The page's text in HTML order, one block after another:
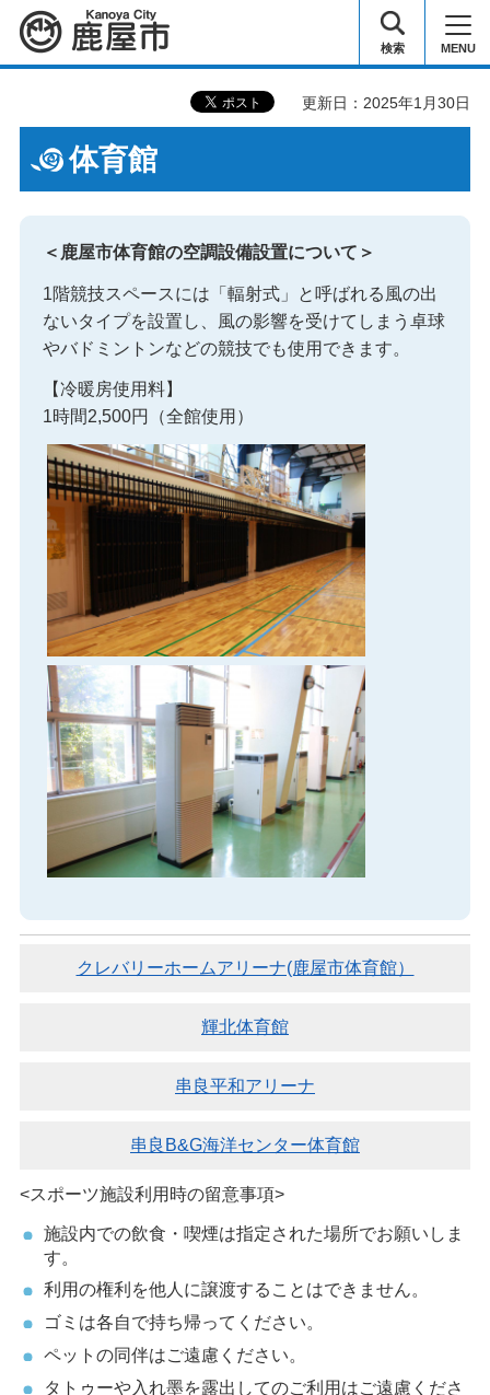
鹿屋市 検索 MENU
更新日：2025年1月30日
体育館
＜鹿屋市体育館の空調設備設置について＞
1階競技スペースには「輻射式」と呼ばれる風の出
ないタイプを設置し、風の影響を受けてしまう卓球
やバドミントンなどの競技でも使用できます。
【冷暖房使用料】
1時間2,500円（全館使用）
クレバリーホームアリーナ(鹿屋市体育館）
輝北体育館
串良平和アリーナ
串良B&G海洋センター体育館
<スポーツ施設利用時の留意事項>
施設内での飲食・喫煙は指定された場所でお願いしま
す。
利用の権利を他人に譲渡することはできません。
ゴミは各自で持ち帰ってください。
ペットの同伴はご遠慮ください。
タトゥーや入れ墨を露出してのご利用はご遠慮くださ